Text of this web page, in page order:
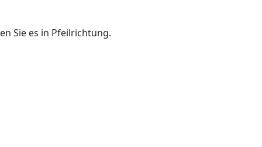
Sie es in Pfeilrichtung.